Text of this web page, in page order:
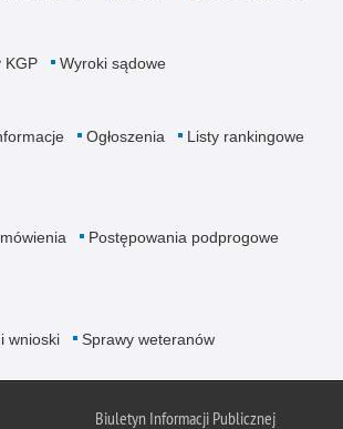
KGP Wyroki sądowe
Ogłoszenia
Listy rankingowe
Postępowania podprogowe
wnioski Sprawy weteranów
Biuletyn Informacji Publicznej